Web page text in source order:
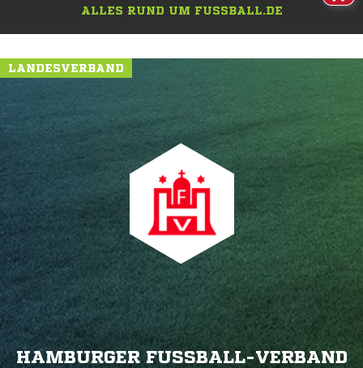
ALLES RUND UM FUSSBALL.DE
LANDESVERBAND
HAMBURGER FUSSBALL-VERBAND